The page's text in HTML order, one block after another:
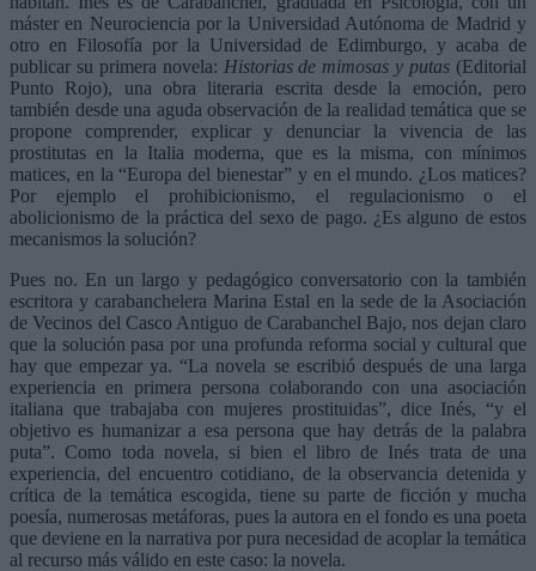
máster en Neurociencia por la Universidad Autónoma de Madrid y
otro en Filosofía por la Universidad de Edimburgo, y acaba de
publicar su primera novela: Historias de mimosas y putas (Editorial
Punto Rojo), una obra literaria escrita desde la emoción, pero
también desde una aguda observación de la realidad temática que se
propone comprender, explicar y denunciar la vivencia de las
prostitutas en la Italia moderna, que es la misma, con mínimos
matices, en la “Europa del bienestar” y en el mundo. ¿Los matices?
Por ejemplo el prohibicionismo, el regulacionismo o el
abolicionismo de la práctica del sexo de pago. ¿Es alguno de estos
mecanismos la solución?
Pues no. En un largo y pedagógico conversatorio con la también
escritora y carabanchelera Marina Estal en la sede de la Asociación
de Vecinos del Casco Antiguo de Carabanchel Bajo, nos dejan claro
que la solución pasa por una profunda reforma social y cultural que
hay que empezar ya. “La novela se escribió después de una larga
experiencia en primera persona colaborando con una asociación
italiana que trabajaba con mujeres prostituidas”, dice Inés, “y el
objetivo es humanizar a esa persona que hay detrás de la palabra
puta”. Como toda novela, si bien el libro de Inés trata de una
experiencia, del encuentro cotidiano, de la observancia detenida y
crítica de la temática escogida, tiene su parte de ficción y mucha
poesía, numerosas metáforas, pues la autora en el fondo es una poeta
que deviene en la narrativa por pura necesidad de acoplar la temática
al recurso más válido en este caso: la novela.